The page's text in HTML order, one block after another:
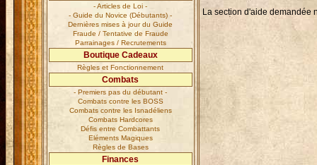
- Articles de Loi -
- Guide du Novice (Débutants) -
Dernières mises à jour du Guide
Fraude / Tentative de Fraude
Parrainages / Recrutements
Boutique Cadeaux
Règles et Fonctionnement
Combats
- Premiers pas du débutant -
Combats contre les BOSS
Combats contre les Isnadéliens
Combats Hardcores
Défis entre Combattants
Eléments Magiques
Règles de Bases
Finances
La section d'aide demandée